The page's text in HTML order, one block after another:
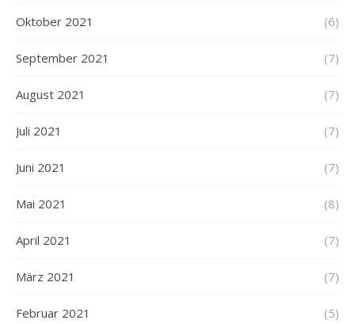
Oktober 2021 (6)
September 2021 (7)
August 2021 (7)
Juli 2021 (7)
Juni 2021 (7)
Mai 2021 (8)
April 2021 (7)
März 2021 (7)
Februar 2021 (5)